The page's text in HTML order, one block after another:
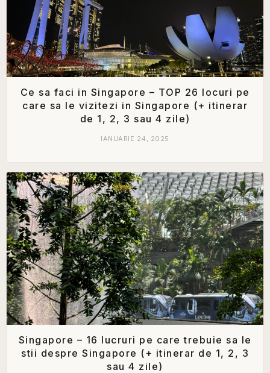
Ce sa faci in Singapore – TOP 26 locuri pe
care sa le vizitezi in Singapore (+ itinerar
de 1, 2, 3 sau 4 zile)
IANUARIE 24, 2025
Singapore – 16 lucruri pe care trebuie sa le
stii despre Singapore (+ itinerar de 1, 2, 3
sau 4 zile)